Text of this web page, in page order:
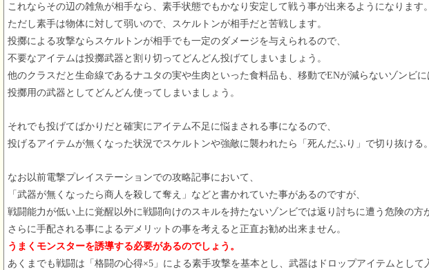
これならその辺の雑魚が相手なら、素手状態でもかなり安定して戦う事が出来るようになります。
ただし素手は物体に対して弱いので、スケルトンが相手だと苦戦します。
投擲による攻撃ならスケルトンが相手でも一定のダメージを与えられるので、
不要なアイテムは投擲武器と割り切ってどんどん投げてしまいましょう。
他のクラスだと生命線であるナユタの実や生肉といった食料品も、移動でENが減らないゾンビに
投擲用の武器としてどんどん使ってしまいましょう。
それでも投げてばかりだと確実にアイテム不足に悩まされる事になるので、
投げるアイテムが無くなった状況でスケルトンや強敵に襲われたら「死んだふり」で切り抜ける。
なお以前電撃プレイステーションでの攻略記事において、
「武器が無くなったら商人を殺して奪え」などと書かれていた事があるのですが、
戦闘能力が低い上に覚醒以外に戦闘向けのスキルを持たないゾンビでは返り討ちに遭う危険の方
さらに手配される事によるデメリットの事を考えると正直お勧め出来ません。
うまくモンスターを誘導する必要があるのでしょう。
あくまでも戦闘は「格闘の心得×5」による素手攻撃を基本とし、武器はドロップアイテムとして